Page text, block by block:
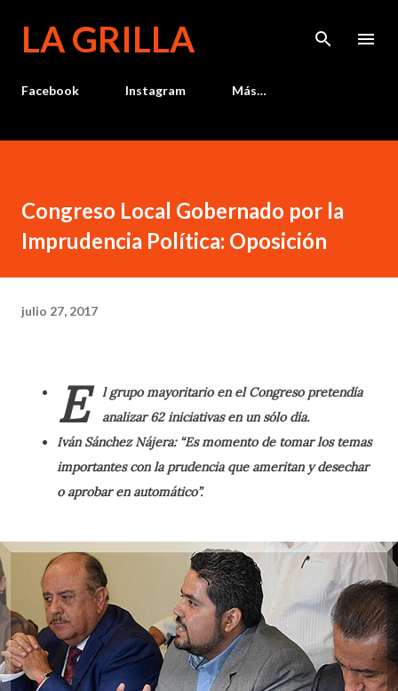
LA GRILLA
Facebook Instagram Más…
Congreso Local Gobernado por la
Imprudencia Política: Oposición
julio 27, 2017
E
l grupo mayoritario en el Congreso pretendía
analizar 62 iniciativas en un sólo día.
Iván Sánchez Nájera: “Es momento de tomar los temas
importantes con la prudencia que ameritan y desechar
o aprobar en automático”.